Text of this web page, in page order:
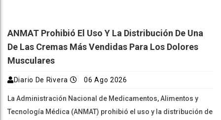
ANMAT Prohibió El Uso Y La Distribución De Una
De Las Cremas Más Vendidas Para Los Dolores
Musculares
Diario De Rivera 06 Ago 2026
La Administración Nacional de Medicamentos, Alimentos y
Tecnología Médica (ANMAT) prohibió el uso y la distribución de